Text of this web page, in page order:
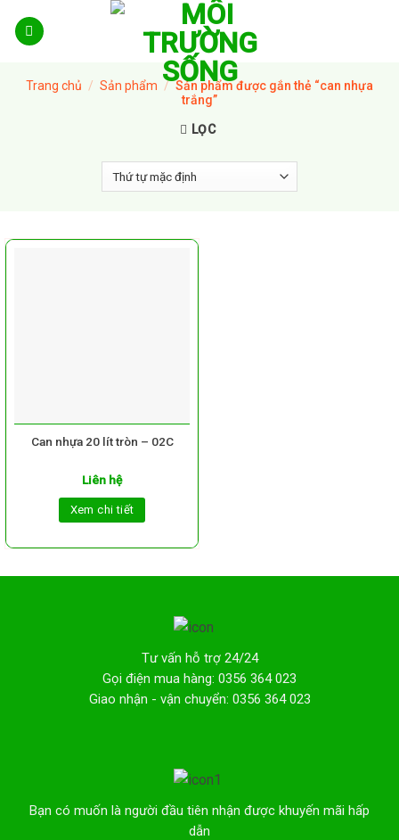
Trang chủ / Sản phẩm / Sản phẩm được gắn thẻ “can nhựa
trắng”
LỌC
Can nhựa 20 lít tròn – 02C
Liên hệ
Xem chi tiết
Tư vấn hỗ trợ 24/24
Gọi điện mua hàng: 0356 364 023
Giao nhận - vận chuyển: 0356 364 023
Bạn có muốn là người đầu tiên nhận được khuyến mãi hấp
dẫn